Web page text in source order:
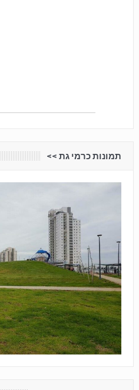
תמונות כרמי גת <<